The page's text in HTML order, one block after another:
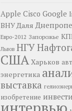
Apple Cisco Google
ВНУ Даля
Евро-2012 Запорожье
Львов НГУ
США Харьков
энергетика
выставка
изобретение